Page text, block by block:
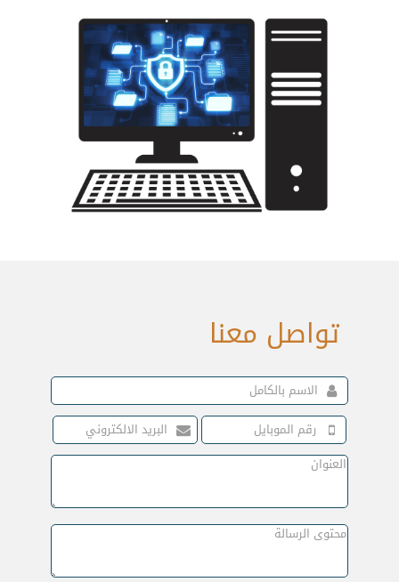
تواصل معنا